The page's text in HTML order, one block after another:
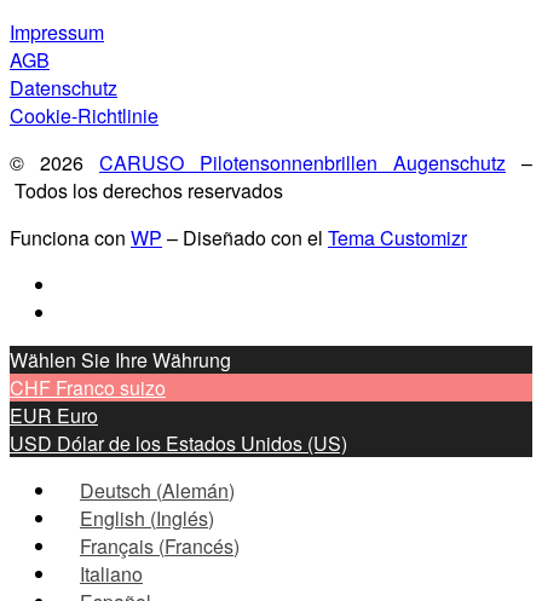
Impressum
AGB
Datenschutz
Cookie-Richtlinie
© 2026 CARUSO Pilotensonnenbrillen Augenschutz –
Todos los derechos reservados
Funciona con WP – Diseñado con el Tema Customizr
Wählen Sie Ihre Währung
CHF Franco suizo
EUR Euro
USD Dólar de los Estados Unidos (US)
Deutsch (Alemán)
English (Inglés)
Français (Francés)
Italiano